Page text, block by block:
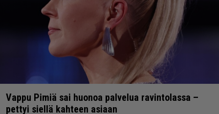
Vappu Pimiä sai huonoa palvelua ravintolassa –
pettyi siellä kahteen asiaan